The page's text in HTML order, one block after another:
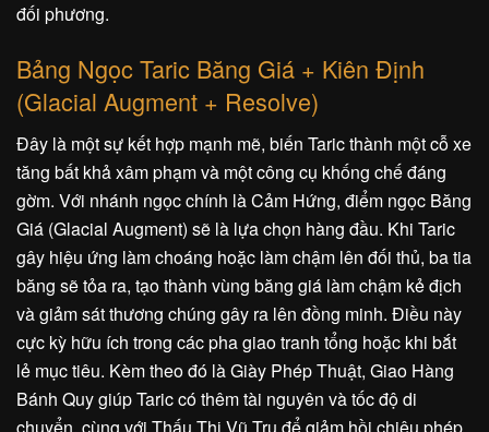
đối phương.
Bảng Ngọc Taric Băng Giá + Kiên Định
(Glacial Augment + Resolve)
Đây là một sự kết hợp mạnh mẽ, biến Taric thành một cỗ xe
tăng bất khả xâm phạm và một công cụ khống chế đáng
gờm. Với nhánh ngọc chính là Cảm Hứng, điểm ngọc Băng
Giá (Glacial Augment) sẽ là lựa chọn hàng đầu. Khi Taric
gây hiệu ứng làm choáng hoặc làm chậm lên đối thủ, ba tia
băng sẽ tỏa ra, tạo thành vùng băng giá làm chậm kẻ địch
và giảm sát thương chúng gây ra lên đồng minh. Điều này
cực kỳ hữu ích trong các pha giao tranh tổng hoặc khi bắt
lẻ mục tiêu. Kèm theo đó là Giày Phép Thuật, Giao Hàng
Bánh Quy giúp Taric có thêm tài nguyên và tốc độ di
chuyển, cùng với Thấu Thị Vũ Trụ để giảm hồi chiêu phép